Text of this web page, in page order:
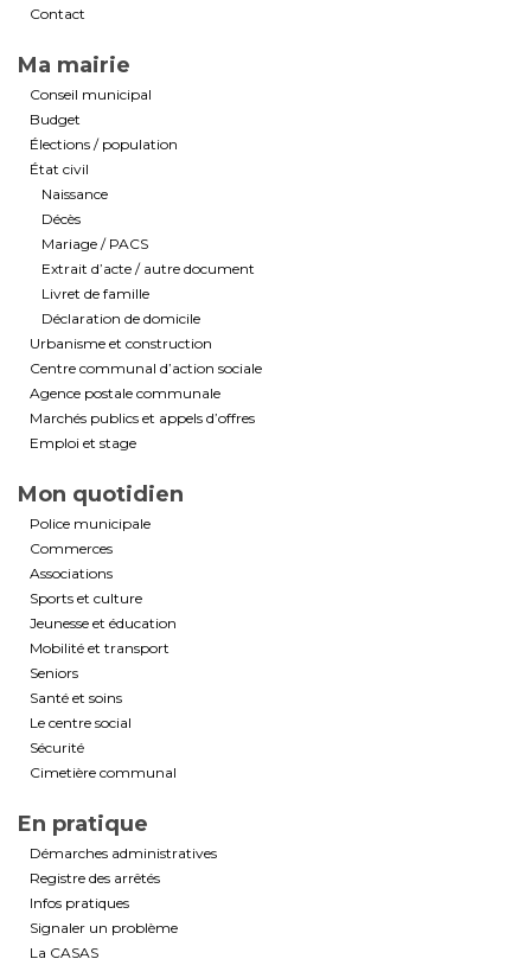
Contact
Ma mairie
Conseil municipal
Budget
Élections / population
État civil
Naissance
Décès
Mariage / PACS
Extrait d’acte / autre document
Livret de famille
Déclaration de domicile
Urbanisme et construction
Centre communal d’action sociale
Agence postale communale
Marchés publics et appels d’offres
Emploi et stage
Mon quotidien
Police municipale
Commerces
Associations
Sports et culture
Jeunesse et éducation
Mobilité et transport
Seniors
Santé et soins
Le centre social
Sécurité
Cimetière communal
En pratique
Démarches administratives
Registre des arrêtés
Infos pratiques
Signaler un problème
La CASAS